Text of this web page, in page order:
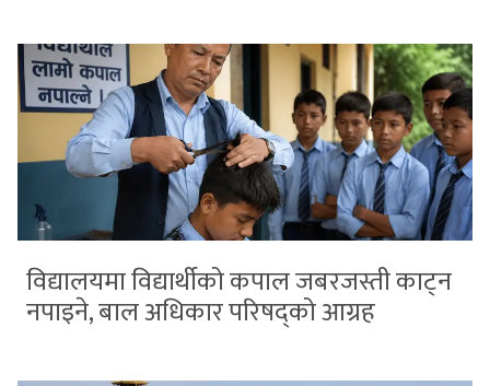
विद्यालयमा विद्यार्थीको कपाल जबरजस्ती काट्न
नपाइने, बाल अधिकार परिषद्को आग्रह